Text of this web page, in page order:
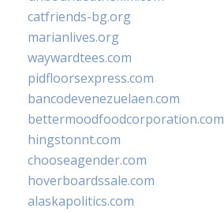
catfriends-bg.org
marianlives.org
waywardtees.com
pidfloorsexpress.com
bancodevenezuelaen.com
bettermoodfoodcorporation.com
hingstonnt.com
chooseagender.com
hoverboardssale.com
alaskapolitics.com